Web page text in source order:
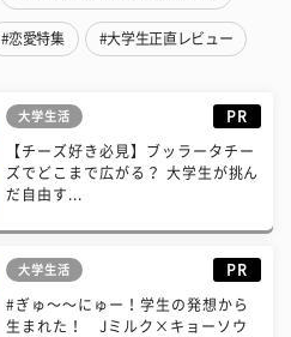
#恋愛特集 #大学生正直レビュー
大学生活 PR
【チーズ好き必見】ブッラータチー
ズでどこまで広がる？ 大学生が挑ん
だ自由す...
大学生活 PR
#ぎゅ〜〜にゅー！学生の発想から
生まれた！ Jミルク×キョーソウ